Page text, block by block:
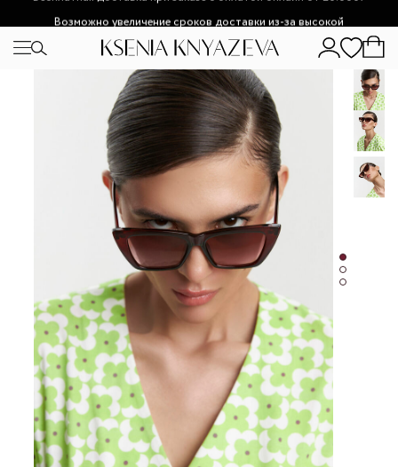
Возможно увеличение сроков доставки из-за высокой
загруженности.